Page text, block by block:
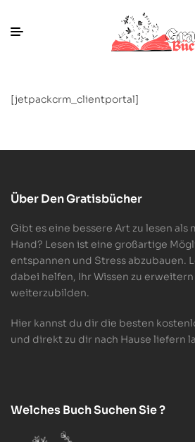
[jetpackcrm_clientportal]
Über Den Gratisbücher
Gibt es eine bessere Art zu lesen als
Hand? Lesen ist eine großartige
entspannen und Stress abzubauen.
dabei helfen, Ihr Wissen zu
weiterzubilden.
Hier kannst du dir die besten
und direkt zu dir nach Hause liefern
Welches Buch Suchen Sie ?